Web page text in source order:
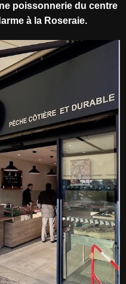
poissonnerie du centre
à la Roseraie.